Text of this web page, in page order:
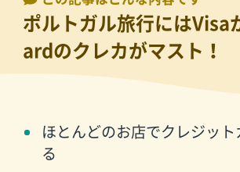
ポルトガル旅行には
ardのクレカがマスト！
ほとんどのお店でクレジッ
る